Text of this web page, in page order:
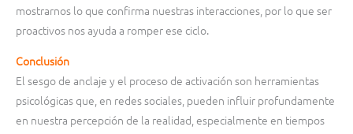
mostrarnos lo que confirma nuestras interacciones, por lo que ser
proactivos nos ayuda a romper ese ciclo.
Conclusión
El sesgo de anclaje y el proceso de activación son herramientas
psicológicas que, en redes sociales, pueden influir profundamente
en nuestra percepción de la realidad, especialmente en tiempos